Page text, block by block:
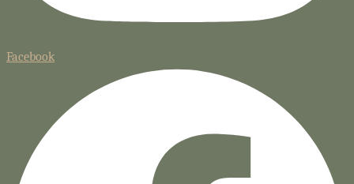
Facebook